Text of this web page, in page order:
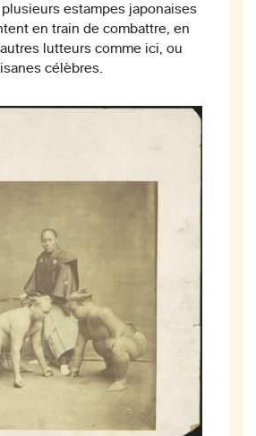
estampes japonaises
en train de combattre, en
lutteurs comme ici, ou
célèbres.